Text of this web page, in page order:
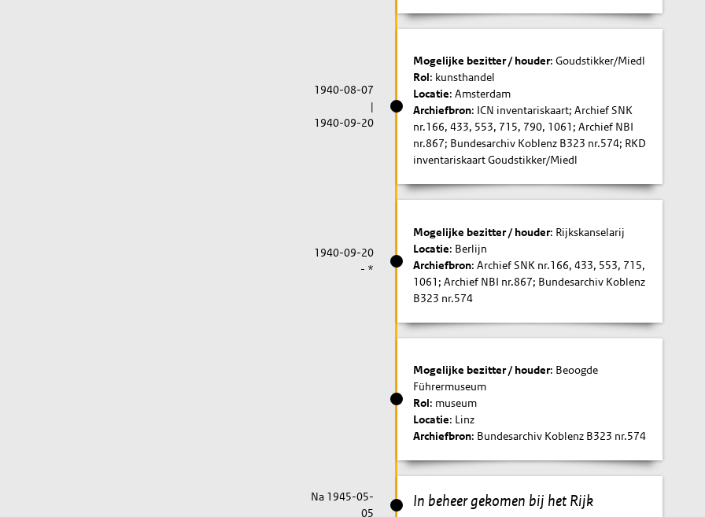
1940-08-07
|
1940-09-20
Mogelijke bezitter / houder: Goudstikker/Miedl
Rol: kunsthandel
Locatie: Amsterdam
Archiefbron: ICN inventariskaart; Archief SNK
nr.166, 433, 553, 715, 790, 1061; Archief NBI
nr.867; Bundesarchiv Koblenz B323 nr.574; RKD
inventariskaart Goudstikker/Miedl
1940-09-20
- *
Mogelijke bezitter / houder: Rijkskanselarij
Locatie: Berlijn
Archiefbron: Archief SNK nr.166, 433, 553, 715,
1061; Archief NBI nr.867; Bundesarchiv Koblenz
B323 nr.574
Mogelijke bezitter / houder: Beoogde
Führermuseum
Rol: museum
Locatie: Linz
Archiefbron: Bundesarchiv Koblenz B323 nr.574
In beheer gekomen bij het Rijk
Na 1945-05-
05